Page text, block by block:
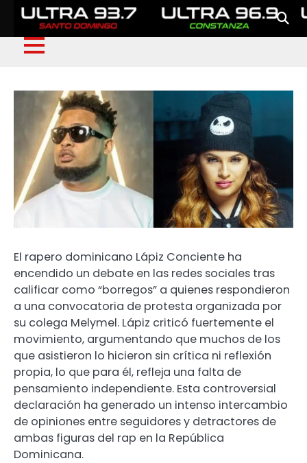
El rapero dominicano Lápiz Conciente ha
encendido un debate en las redes sociales tras
calificar como “borregos” a quienes respondieron
a una convocatoria de protesta organizada por
su colega Melymel. Lápiz criticó fuertemente el
movimiento, argumentando que muchos de los
que asistieron lo hicieron sin crítica ni reflexión
propia, lo que para él, refleja una falta de
pensamiento independiente. Esta controversial
declaración ha generado un intenso intercambio
de opiniones entre seguidores y detractores de
ambas figuras del rap en la República
Dominicana.